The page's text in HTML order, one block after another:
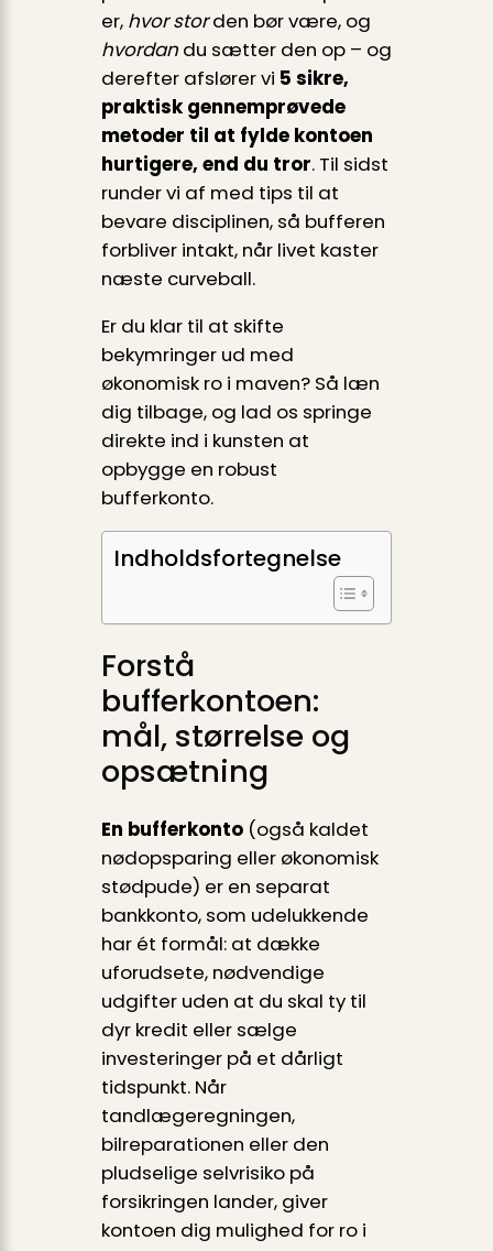
er, hvor storden bør være, og
hvordandu sætter den op – og
derefter afslører vi 5 sikre,
praktisk gennemprøvede
metoder til at fylde kontoen
hurtigere, end du tror. Til sidst
runder vi af med tips til at
bevare disciplinen, så bufferen
forbliver intakt, når livet kaster
næste curveball.
Er du klar til at skifte
bekymringer ud med
økonomisk ro i maven? Så læn
dig tilbage, og lad os springe
direkte ind i kunsten at
opbygge en robust
bufferkonto.
Indholdsfortegnelse
Forstå
bufferkontoen:
mål, størrelse og
opsætning
En bufferkonto(også kaldet
nødopsparing eller økonomisk
stødpude) er en separat
bankkonto, som udelukkende
har ét formål: at dække
uforudsete, nødvendige
udgifter uden at du skal ty til
dyr kredit eller sælge
investeringer på et dårligt
tidspunkt. Når
tandlægeregningen,
bilreparationen eller den
pludselige selvrisiko på
forsikringen lander, giver
kontoen dig mulighed for ro i